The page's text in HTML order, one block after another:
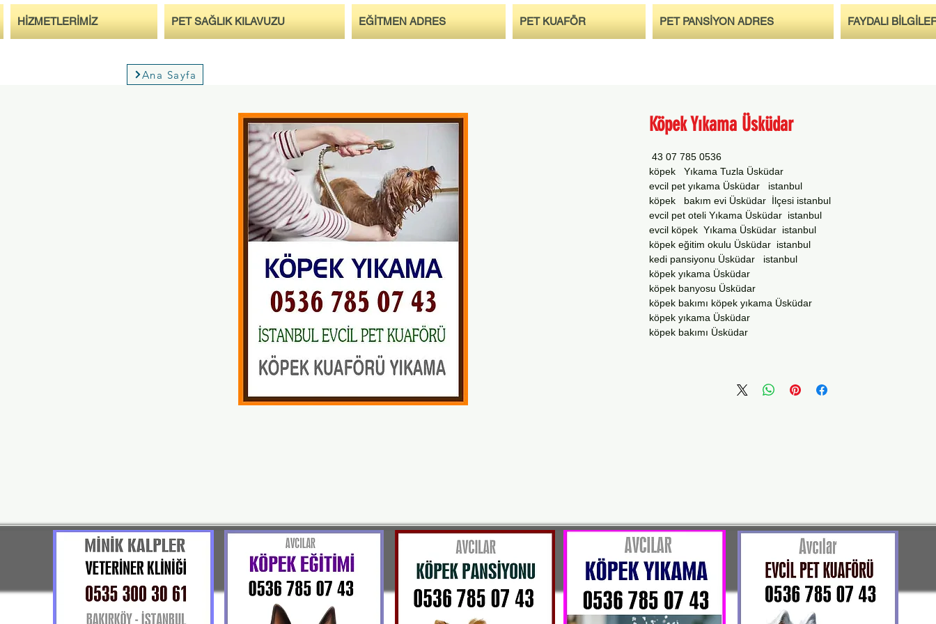
HİZMETLERİMİZ PET SAĞLIK KILAVUZU EĞİTMEN ADRES PET KUAFÖR PET PANSİYON ADRES FAYDALI
Ana Sayfa
Köpek Yıkama Üsküdar
0536 785 07 43
köpek Yıkama Tuzla Üsküdar
evcil pet yıkama Üsküdar istanbul
köpek bakım evi Üsküdar İlçesi istanbul
evcil pet oteli Yıkama Üsküdar istanbul
evcil köpek Yıkama Üsküdar istanbul
köpek eğitim okulu Üsküdar istanbul
kedi pansiyonu Üsküdar istanbul
köpek yıkama Üsküdar
köpek banyosu Üsküdar
köpek bakımı köpek yıkama Üsküdar
köpek yıkama Üsküdar
köpek bakımı Üsküdar